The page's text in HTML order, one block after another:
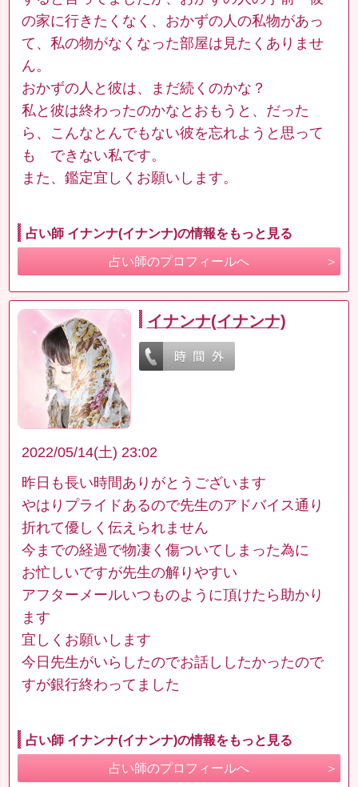
の家に行きたくなく、おかずの人の私物があっ
て、私の物がなくなった部屋は見たくありませ
ん。
おかずの人と彼は、まだ続くのかな？
私と彼は終わったのかなとおもうと、だった
ら、こんなとんでもない彼を忘れようと思って
も できない私です。
また、鑑定宜しくお願いします。
占い師 イナンナ(イナンナ)の情報をもっと見る
占い師のプロフィールへ
イナンナ(イナンナ)
2022/05/14(土) 23:02
昨日も長い時間ありがとうございます
やはりプライドあるので先生のアドバイス通り
折れて優しく伝えられません
今までの経過で物凄く傷ついてしまった為に
お忙しいですが先生の解りやすい
アフターメールいつものように頂けたら助かり
ます
宜しくお願いします
今日先生がいらしたのでお話ししたかったので
すが銀行終わってました
占い師 イナンナ(イナンナ)の情報をもっと見る
占い師のプロフィールへ